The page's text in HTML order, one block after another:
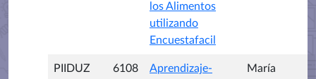
los Alimentos
utilizando
Encuestafacil
PIIDUZ 6108
Aprendizaje-
María